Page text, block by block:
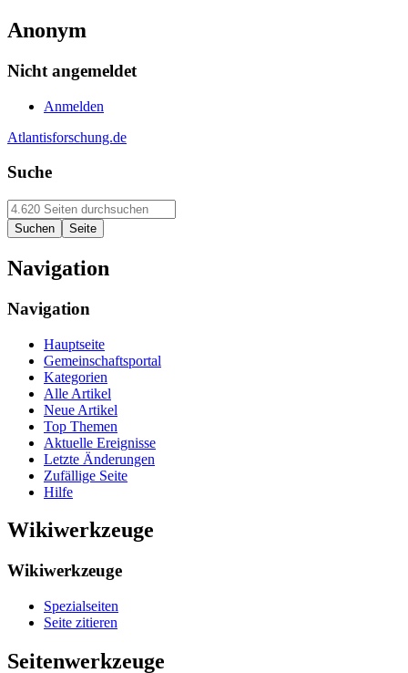
Anonym
Nicht angemeldet
Anmelden
Atlantisforschung.de
Suche
Navigation
Navigation
Hauptseite
Gemeinschaftsportal
Kategorien
Alle Artikel
Neue Artikel
Top Themen
Aktuelle Ereignisse
Letzte Änderungen
Zufällige Seite
Hilfe
Wikiwerkzeuge
Wikiwerkzeuge
Spezialseiten
Seite zitieren
Seitenwerkzeuge